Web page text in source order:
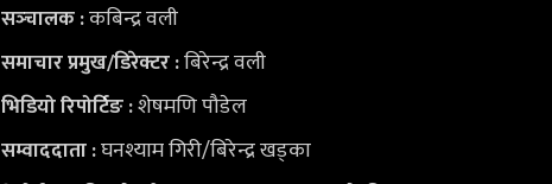
सञ्‍चालक :कबिन्द्र वली
समाचार प्रमुख/डिरेक्टर :बिरेन्द्र वली
भिडियोरिपोर्टिङ :शेषमणि पौडेल
सम्वाददाता :घनश्याम गिरी/बिरेन्द्र खड्का